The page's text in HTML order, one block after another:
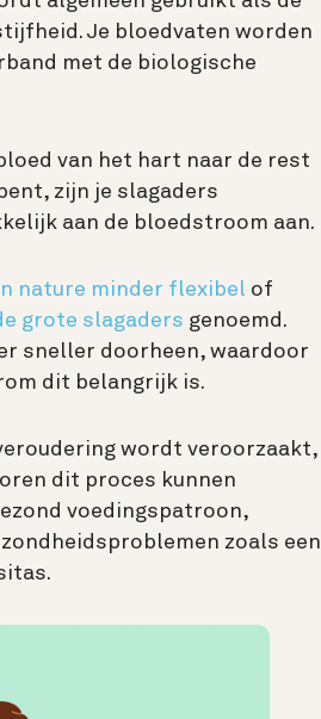
Je bloedvaten worden
met de biologische
van het hart naar de rest
zijn je slagaders
aan de bloedstroom aan.
nature minder flexibel of
grote slagaders genoemd .
sneller doorheen, waardoor
dit belangrijk is.
wordt veroorzaakt,
dit proces kunnen
voedingspatroon,
zoals een